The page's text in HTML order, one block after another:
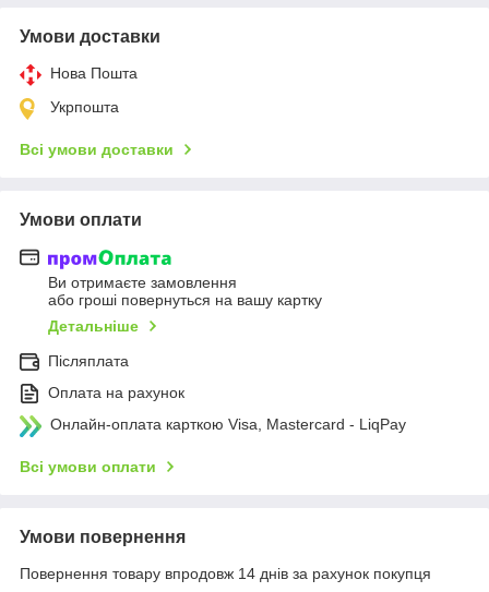
Умови доставки
Нова Пошта
Укрпошта
Всі умови доставки
Умови оплати
Ви отримаєте замовлення
або гроші повернуться на вашу картку
Детальніше
Післяплата
Оплата на рахунок
Онлайн-оплата карткою Visa, Mastercard - LiqPay
Всі умови оплати
Умови повернення
Повернення товару впродовж 14 днів за рахунок покупця